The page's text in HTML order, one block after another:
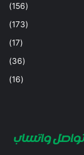
(156)
(173)
(17)
(36)
(16)